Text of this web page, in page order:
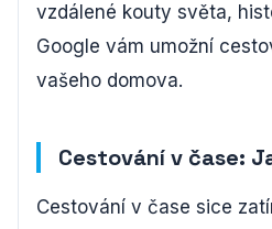
vzdálené kouty světa,
Google vám umožní
vašeho domova.
Cestování v čase:
Cestování v čase sice